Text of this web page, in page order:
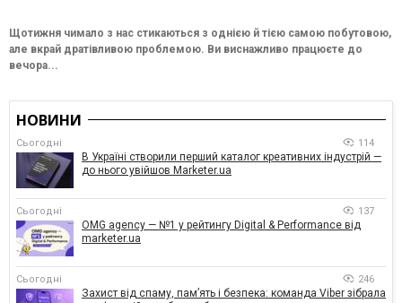
Щотижня чимало з нас стикаються з однією й тією самою побутовою,
але вкрай дратівливою проблемою. Ви виснажливо працюєте до
вечора...
НОВИНИ
Сьогодні 114
В Україні створили перший каталог креативних індустрій —
до нього увійшов Marketer.ua
Сьогодні 137
OMG agency — №1 у рейтингу Digital & Performance від
marketer.ua
Сьогодні 246
Захист від спаму, памʼять і безпека: команда Viber зібрала